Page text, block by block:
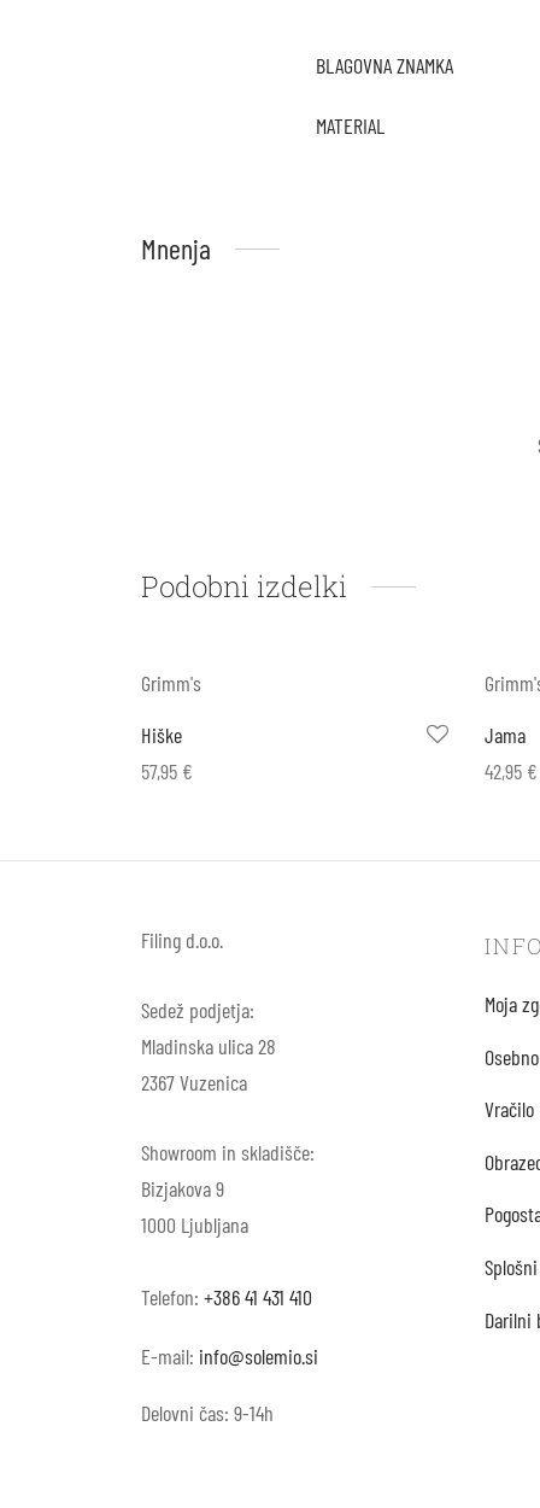
BLAGOVNA ZNAMKA
MATERIAL
Mnenja
Podobni izdelki
Grimm's
Hiške
57,95 €
Jama
42,95 €
Filing d.o.o.
Sedež podjetja:
Mladinska ulica 28
2367 Vuzenica
Showroom in skladišče:
Bizjakova 9
1000 Ljubljana
Telefon: +386 41 431 410
E-mail: info@solemio.si
Delovni čas: 9-14h
Moja
Darilni